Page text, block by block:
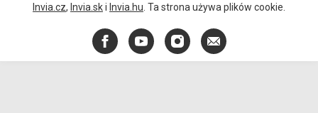
Invia.cz, Invia.ski Invia.hu . Ta strona używa plików cookie.
FacebookYouTubeInstagram
E-
mail